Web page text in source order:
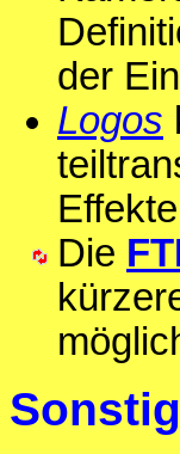
der
Logos
Die